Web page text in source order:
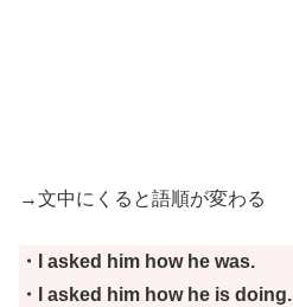
→文中にくると語順が変わる
・I asked him how he was.
・I asked him how he is doing.